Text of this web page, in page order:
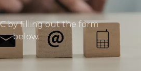
by filling out the form
below.